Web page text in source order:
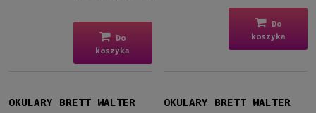
Do
koszyka
Do
koszyka
OKULARY BRETT WALTER
OKULARY BRETT WALTER